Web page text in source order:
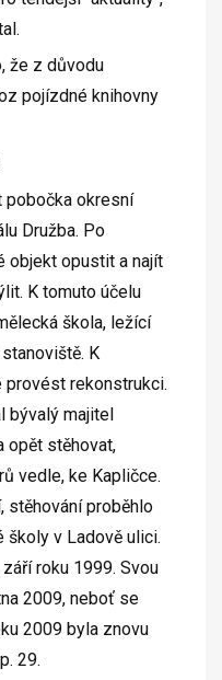
že z důvodu
pojízdné knihovny
pobočka okresní
Družba. Po
objekt opustit a najít
K tomuto účelu
škola, ležící
K
rekonstrukci.
bývalý majitel
opět stěhovat,
vedle, ke Kapličce.
stěhování proběhlo
v Ladově ulici.
roku 1999. Svou
2009, neboť se
2009 byla znovu
29.